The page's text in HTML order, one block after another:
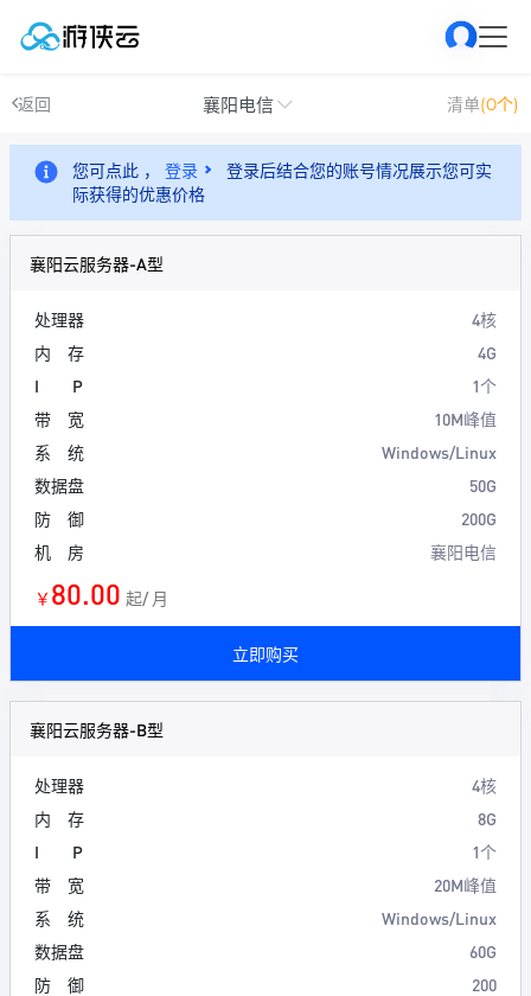
返回 襄阳电信 清单(0个)
您可点此 ， 登录
登录后结合您的账号情况展示您可实
际获得的优惠价格
襄阳云服务器-A型
处理器
4核
内 存
4G
I P
1个
带 宽
10M峰值
系 统
Windows/Linux
数据盘
50G
防 御
200G
机 房
襄阳电信
￥ 80.00 起/ 月
立即购买
襄阳云服务器-B型
处理器
4核
内 存
8G
I P
1个
带 宽
20M峰值
系 统
Windows/Linux
数据盘
60G
防 御
200